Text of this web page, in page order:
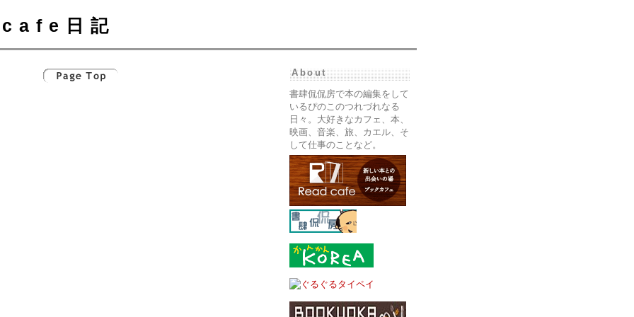
cafe日記
About
書肆侃侃房で本の編集をして
いるぴのこのつれづれなる
日々。大好きなカフェ、本、
映画、音楽、旅、カエル、そ
して仕事のことなど。